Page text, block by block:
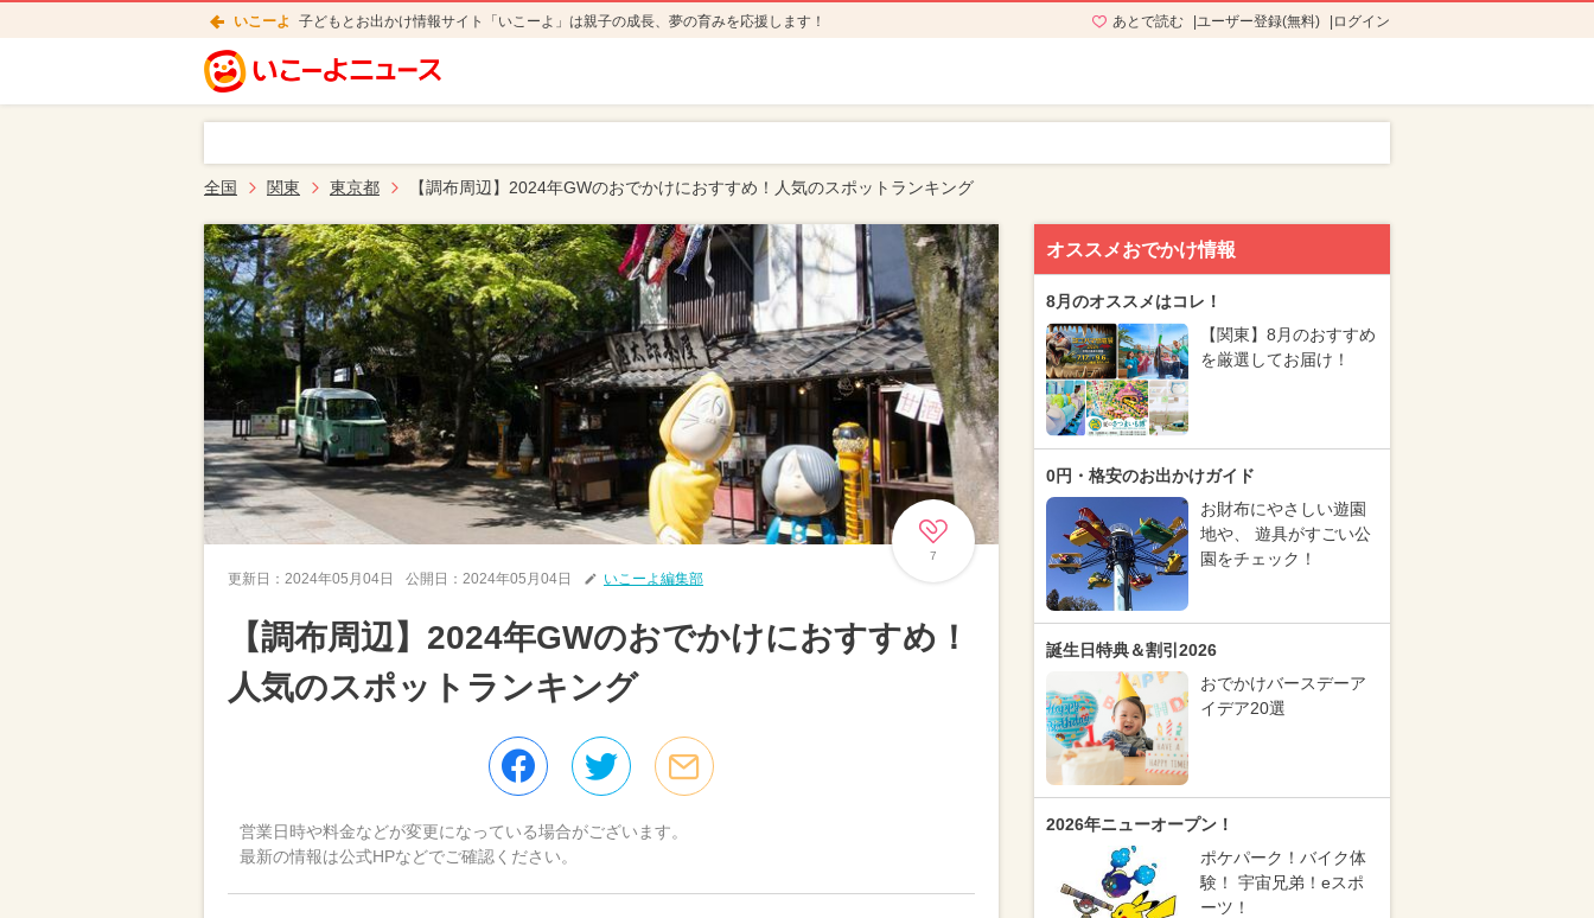
いこーよ 子どもとお出かけ情報サイト「いこーよ」は親子の成長、夢の育みを応援します！ あとで読む ユーザー登録(無料) ログイン
全国 関東 東京都 【調布周辺】2024年GWのおでかけにおすすめ！人気のスポットランキング
7
更新日： 2024年05月04日 公開日： 2024年05月04日 いこーよ編集部
【調布周辺】2024年GWのおでかけにおすすめ！
人気のスポットランキング
営業日時や料金などが変更になっている場合がございます。
最新の情報は公式HPなどでご確認ください。
オススメおでかけ情報
8月のオススメはコレ！
【関東】8月のおすすめ
を厳選してお届け！
0円・格安のお出かけガイド
お財布にやさしい遊園
地や、 遊具がすごい公
園をチェック！
誕生日特典＆割引2026
おでかけバースデーア
イデア20選
2026年ニューオープン！
ポケパーク！バイク体
験！ 宇宙兄弟！eスポ
ーツ！